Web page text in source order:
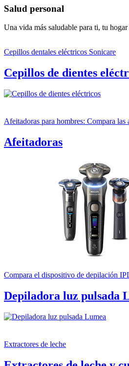
Salud personal
Una vida más saludable para ti, tu
Cepillos dentales eléctricos Sonicare
Cepillos de dientes
Afeitadoras para hombres: Compara las
Afeitadoras
Compara el dispositivo de depilación
Depiladora luz pulsada
Extractores de leche